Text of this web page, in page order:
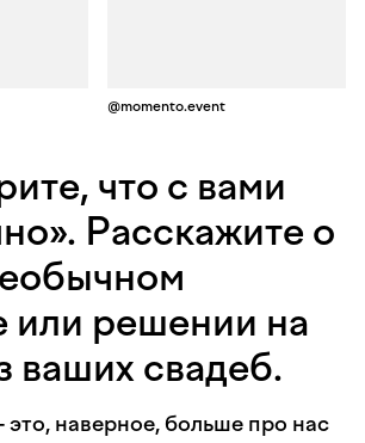
@momento.event
что с вами
Расскажите о
или решении на
ваших свадеб.
наверное, больше про нас